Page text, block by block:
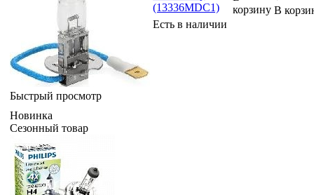
Быстрый просмотр
(13336MDC1)
Есть в наличии
корзину В
Новинка
Сезонный товар